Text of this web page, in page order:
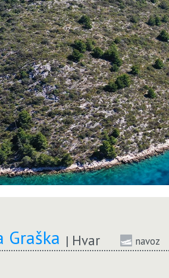
Graška Hvar navoz